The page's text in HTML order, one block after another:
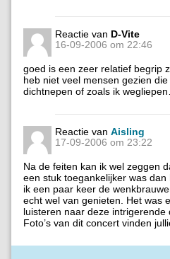
Reactie van D-Vite
16-09-2006 om 22:46
goed is een zeer relatief begrip
heb niet veel mensen gezien
dichtnepen of zoals ik
Reactie van Aisling
17-09-2006 om 23:22
Na de feiten kan ik wel zeggen
een stuk toegankelijker was
ik een paar keer de
echt wel van genieten. Het was
luisteren naar deze intrigerende
Foto’s van dit concert vinden